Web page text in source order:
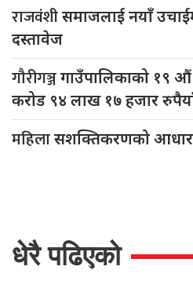
राजवंशीसमाजलाई नयाँ
दस्तावेज
गौरीगञ्जगाउँपालिकाको १९ औं
करोड ९४ लाख १७ हजार
महिलासशक्तिकरणको आधार
धेरै पढिएको